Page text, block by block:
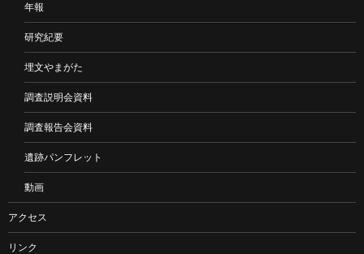
年報
研究紀要
埋文やまがた
調査説明会資料
調査報告会資料
遺跡パンフレット
動画
アクセス
リンク